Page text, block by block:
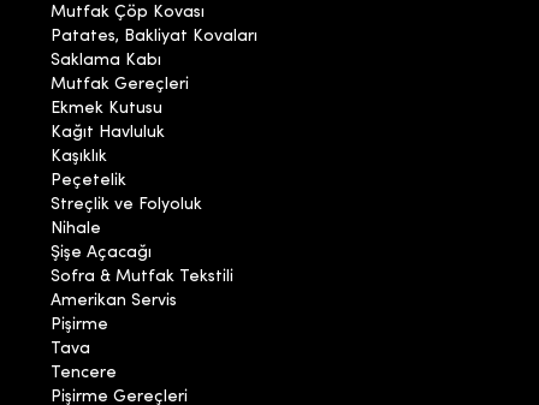
Mutfak Çöp Kovası
Patates, Bakliyat Kovaları
Saklama Kabı
Mutfak Gereçleri
Ekmek Kutusu
Kağıt Havluluk
Kaşıklık
Peçetelik
Streçlik ve Folyoluk
Nihale
Şişe Açacağı
Sofra & Mutfak Tekstili
Amerikan Servis
Pişirme
Tava
Tencere
Pişirme Gereçleri